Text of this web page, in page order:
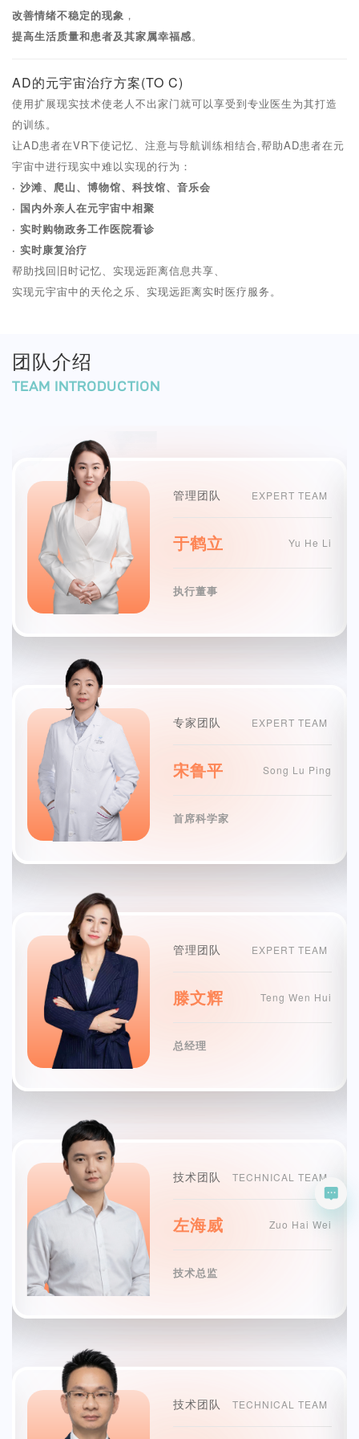
改善情绪不稳定的现象 ，
提高生活质量和患者及其家属幸福感。
AD的元宇宙治疗方案(TO C)
使用扩展现实技术使老人不出家门就可以享受到专业医生为其打造
的训练。
让AD患者在VR下使记忆、注意与导航训练相结合,帮助AD患者在元
宇宙中进行现实中难以实现的行为：
· 沙滩、爬山、博物馆、科技馆、音乐会
· 国内外亲人在元宇宙中相聚
· 实时购物政务工作医院看诊
· 实时康复治疗
帮助找回旧时记忆、实现远距离信息共享、
实现元宇宙中的天伦之乐、实现远距离实时医疗服务。
团队介绍
TEAM INTRODUCTION
管理团队 EXPERT TEAM
于鹤立 Yu He Li
执行董事
专家团队 EXPERT TEAM
宋鲁平 Song Lu Ping
首席科学家
管理团队 EXPERT TEAM
滕文辉 Teng Wen Hui
总经理
技术团队 TECHNICAL TEAM
左海威 Zuo Hai Wei
技术总监
技术团队 TECHNICAL TEAM